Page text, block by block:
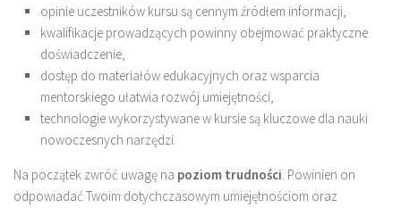
opinie uczestników kursu są cennym źródłem informacji,
kwalifikacje prowadzących powinny obejmować praktyczne
doświadczenie,
dostęp do materiałów edukacyjnych oraz wsparcia
mentorskiego ułatwia rozwój umiejętności,
technologie wykorzystywane w kursie są kluczowe dla nauki
nowoczesnych narzędzi.
Na początek zwróć uwagę na poziom trudności. Powinien on
odpowiadać Twoim dotychczasowym umiejętnościom oraz